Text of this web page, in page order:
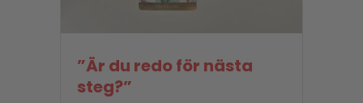
”Är du redo för nästa
steg?”